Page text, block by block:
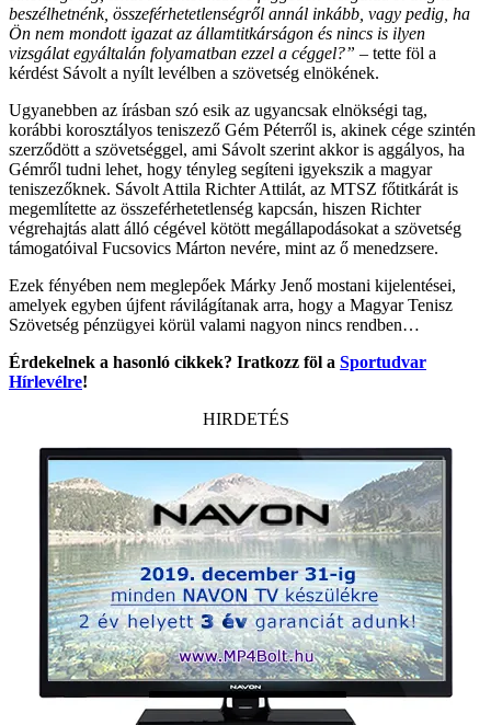
beszélhetnénk, összeférhetetlenségről annál inkább, vagy pedig, ha
Ön nem mondott igazat az államtitkárságon és nincs is ilyen
vizsgálat egyáltalán folyamatban ezzel a céggel?” – tette föl a
kérdést Sávolt a nyílt levélben a szövetség elnökének.
Ugyanebben az írásban szó esik az ugyancsak elnökségi tag,
korábbi korosztályos teniszező Gém Péterről is, akinek cége szintén
szerződött a szövetséggel, ami Sávolt szerint akkor is aggályos, ha
Gémről tudni lehet, hogy tényleg segíteni igyekszik a magyar
teniszezőknek. Sávolt Attila Richter Attilát, az MTSZ főtitkárát is
megemlítette az összeférhetetlenség kapcsán, hiszen Richter
végrehajtás alatt álló cégével kötött megállapodásokat a szövetség
támogatóival Fucsovics Márton nevére, mint az ő menedzsere.
Ezek fényében nem meglepőek Márky Jenő mostani kijelentései,
amelyek egyben újfent rávilágítanak arra, hogy a Magyar Tenisz
Szövetség pénzügyei körül valami nagyon nincs rendben…
Érdekelnek a hasonló cikkek? Iratkozz föl a Sportudvar
Hírlevélre!
HIRDETÉS